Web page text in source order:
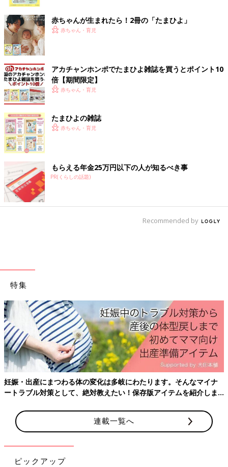
れて行くべきか。何科に、どのタイミングで連れて行けばいいの
か。多くの保護者にとって悩ましい問題だと思います。
さまざまな情報をインターネットから得やすい時代ではあります
が、保護者に医療者並みの医学知識と判断能力、責任を持たせよ
うとするのはむちゃな要求です。
また、子どもの医療へのアクセスが親の判断に依存してしまうの
も「子どもの権利」の観点では問題ではないでしょうか。
たとえば子どもの排せつに関する情報は、保護者だけでなく
園・幼稚園・小学校の先生方の気づきも重要です。気になること
があっても「保護者に伝えるべきか」判断に悩まれることも少な
くないようです。子ども本人、保護者、保育教育機関、医療がう
まく情報共有して連携できるようなしくみをつくれたらいいなと
思います。
医療への適切なアクセスを意識しよう
病院での診療以外に、自治体がやっている「まちかど保健室」と
相談をすることができ、これまで自身のトイレの悩み、子どもの
じゃないけど気になる」「行くべきかどうか悩んでいる」という
方のニーズに合ったかかわり方ができると感じています。
オンライン診療、チャット相談、小児科訪問診療･･･、医療への
アクセスにもさまざまな選択肢が出てきています。それぞれが使
いやすいと感じるものでいいので、どんどん頼って「健康に関す
る責任」を１人で抱え込まないようにしていきましょう。
文・監修／岡田百合香先生、構成／たまひよONLINE編集部
3才ごろからの夜のおもらしは、寝てい
る間の尿の量が影響【ママ泌尿器科医】
の連載第14回。前回に続き、テーマは赤ちゃ
ん・子どもの「おしっこ」について。気になる
3才ごろからの夜のおもらしのことをくわしく
掘り下げます。「お母さんのためのおちんちん
「子どもは年齢が上がるにつれて、排せつについて保護者に相談
するハードルが高くなる」という岡田先生の言葉が印象的です。
赤ちゃんが生まれたら！2冊の「たまひよ」
赤ちゃん・育児
アカチャンホンポでたまひよ雑誌を買うとポイント10
倍【期間限定】
赤ちゃん・育児
たまひよの雑誌
赤ちゃん・育児
もらえる年金25万円以下の人が知るべき事
PR(くらしの話題)
Recommended by
特集
妊娠・出産にまつわる体の変化は多岐にわたります。そんなマイナ
ートラブル対策として、絶対教えたい！保存版アイテムを紹介しま
連載一覧へ
ピックアップ